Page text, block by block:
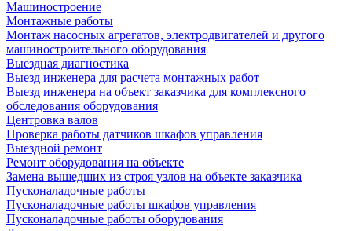
Машиностроение
Монтажные работы
Монтаж насосных агрегатов, электродвигателей и другого
машиностроительного оборудования
Выездная диагностика
Выезд инженера для расчета монтажных работ
Выезд инженера на объект заказчика для комплексного
обследования оборудования
Центровка валов
Проверка работы датчиков шкафов управления
Выездной ремонт
Ремонт оборудования на объекте
Замена вышедших из строя узлов на объекте заказчика
Пусконаладочные работы
Пусконаладочные работы шкафов управления
Пусконаладочные работы оборудования